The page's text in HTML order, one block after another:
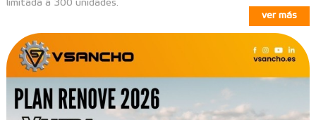
limitada a 300 unidades.
ver más